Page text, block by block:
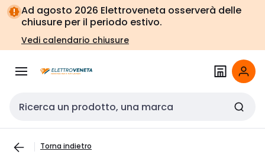
Vai alla
navigazione
Vai
alla
pagina
Ad agosto 2026 Elettroveneta osserverà delle
chiusure per il periodo estivo.
Vedi calendario chiusure
Cerca input
Torna indietro